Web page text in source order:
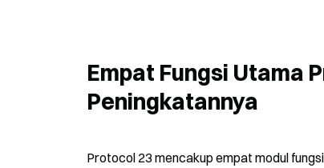
Empat Fungsi Utama
Peningkatannya
Protocol 23 mencakup empat modul